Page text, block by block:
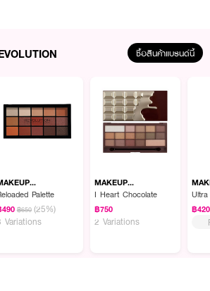
Revolution Renaissance Flick Waterproof
นอร์
ซื้อสินค้าแบรนด์นี้
Palette
฿650 (25%)
Variations
MAKEUP
REVOLUTION
I Heart Chocolate
฿750
2 Variations
฿420